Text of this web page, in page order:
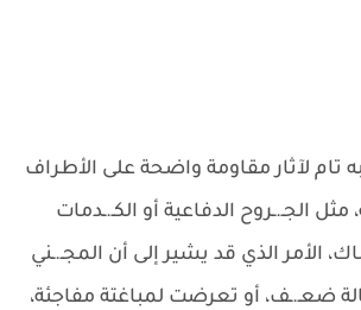
لآثار مقاومة واضحة على الأطراف
مثل الجـ.ـروح الدفاعية أو الكـ.ـدمات
الأمر الذي قد يشير إلى أن المجـ.ـني
ضعـ.ـف، أو تعرضت لمباغتة مفاجئة،